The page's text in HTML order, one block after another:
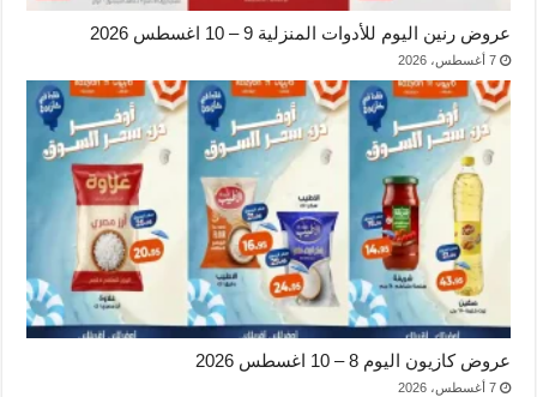
عروض رنين اليوم للأدوات المنزلية 9 – 10 اغسطس 2026
7 أغسطس، 2026
عروض كازيون اليوم 8 – 10 اغسطس 2026
7 أغسطس، 2026